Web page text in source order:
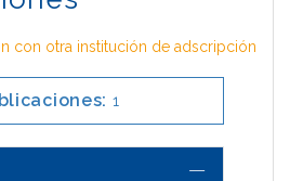
con otra institución de adscripción
1